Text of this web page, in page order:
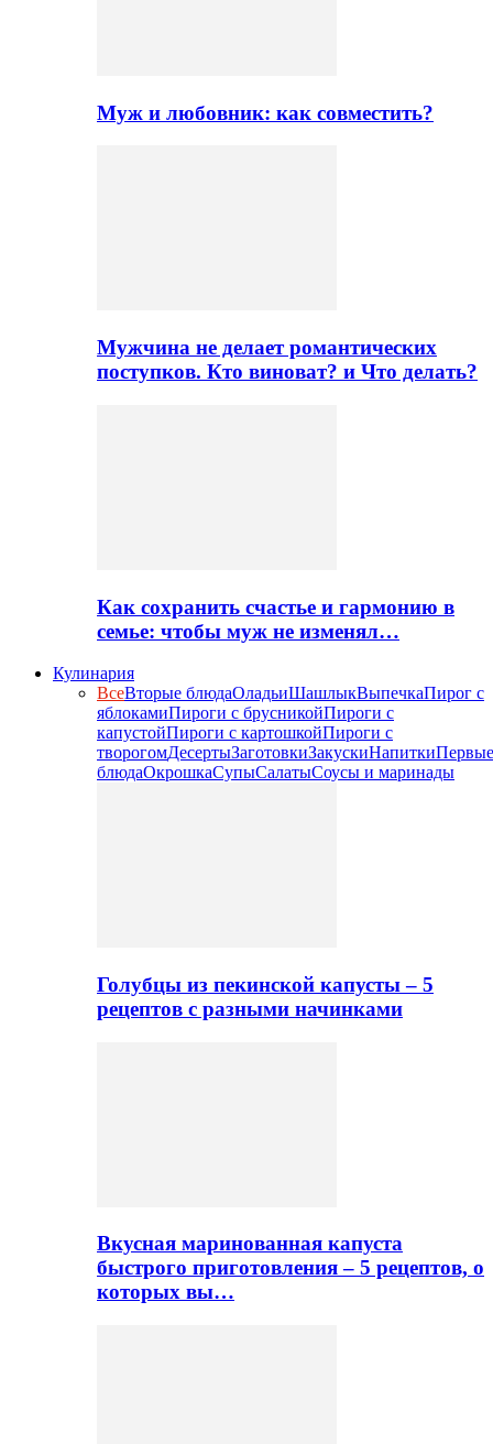
Муж и любовник: как совместить?
Мужчина не делает романтических
поступков. Кто виноват? и Что делать?
Как сохранить счастье и гармонию в
семье: чтобы муж не изменял…
Кулинария
ВсеВторые блюдаОладьиШашлыкВыпечкаПирог с
яблокамиПироги с брусникойПироги с
капустойПироги с картошкойПироги с
творогомДесертыЗаготовкиЗакускиНапиткиПервые
блюдаОкрошкаСупыСалатыСоусы и маринады
Голубцы из пекинской капусты – 5
рецептов с разными начинками
Вкусная маринованная капуста
быстрого приготовления – 5 рецептов, о
которых вы…